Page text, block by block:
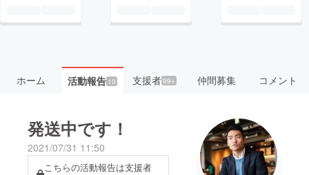
ホーム 活動報告10 支援者99+ 仲間募集 コメント
発送中です！
2021/07/31 11:50
こちらの活動報告は支援者